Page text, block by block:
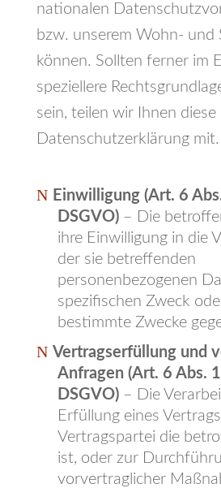
nationalen
bzw. unserem Wohn- und
können. Sollten ferner im
speziellere
sein, teilen wir Ihnen diese
Datenschutzerklärung mit.
Einwilligung (Art. 6
DSGVO)– Die
ihre Einwilligung in die
der sie betreffenden
personenbezogenen
spezifischen Zweck
bestimmte Zwecke
Vertragserfüllung und
Anfragen (Art. 6 Abs.
DSGVO)– Die
Erfüllung eines
Vertragspartei die
ist, oder zur
vorvertraglicher